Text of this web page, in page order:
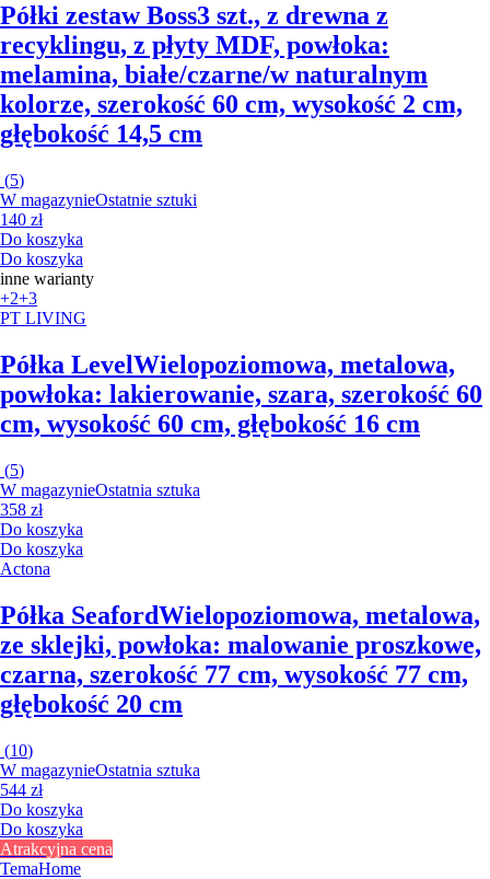
Półki zestaw Boss3 szt., z drewna z
recyklingu, z płyty MDF, powłoka:
melamina, białe/czarne/w naturalnym
kolorze, szerokość 60 cm, wysokość 2 cm,
głębokość 14,5 cm
(5)
W magazynieOstatnie sztuki
140 zł
Do koszyka
Do koszyka
inne warianty
+2+3
PT LIVING
Półka LevelWielopoziomowa, metalowa,
powłoka: lakierowanie, szara, szerokość 60
cm, wysokość 60 cm, głębokość 16 cm
(5)
W magazynieOstatnia sztuka
358 zł
Do koszyka
Do koszyka
Actona
Półka SeafordWielopoziomowa, metalowa,
ze sklejki, powłoka: malowanie proszkowe,
czarna, szerokość 77 cm, wysokość 77 cm,
głębokość 20 cm
(10)
W magazynieOstatnia sztuka
544 zł
Do koszyka
Do koszyka
Atrakcyjna cena
TemaHome